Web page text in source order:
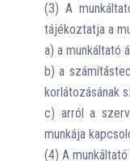
(3) A
tájékoztatja a
a) a munkáltató
b) a
korlátozásának
c) arról a
munkája
(4) A